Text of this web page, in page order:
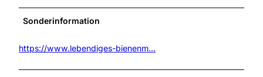
Sonderinformation
https://www.lebendiges-bienenm...